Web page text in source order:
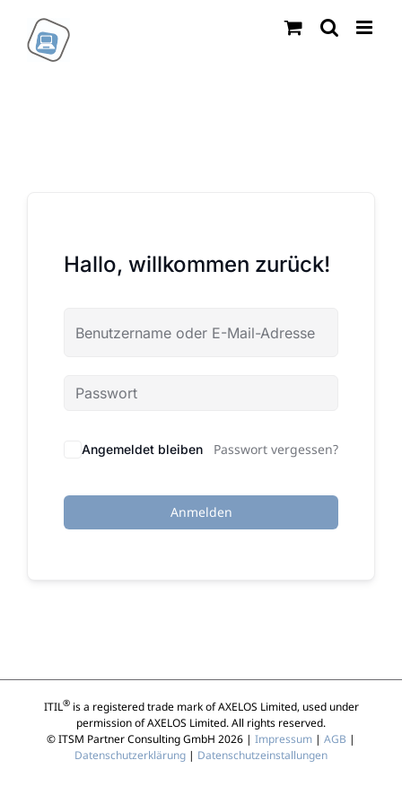
Inhalt
springen
Hallo, willkommen zurück!
Angemeldet bleiben Passwort vergessen?
Anmelden
ITIL®is a registered trade mark of AXELOS Limited, used under
permission of AXELOS Limited. All rights reserved.
© ITSM Partner Consulting GmbH 2026 | Impressum | AGB |
Datenschutzerklärung | Datenschutzeinstallungen